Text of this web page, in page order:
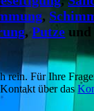
,
,Putze
rein. Für Ihre
über das